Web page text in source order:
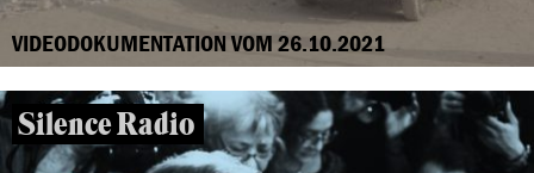
VIDEODOKUMENTATION VOM 26.10.2021
Silence Radio